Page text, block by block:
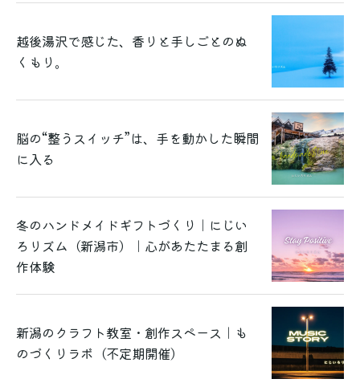
越後湯沢で感じた、香りと手しごとのぬ
くもり。
脳の“整うスイッチ”は、手を動かした瞬間
に入る
冬のハンドメイドギフトづくり｜にじい
ろリズム（新潟市）｜心があたたまる創
作体験
新潟のクラフト教室・創作スペース｜も
のづくりラボ（不定期開催）